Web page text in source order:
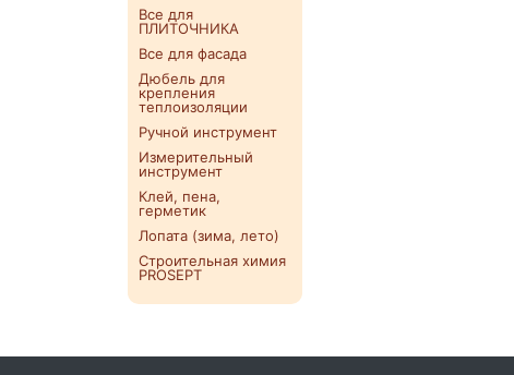
Все для
ПЛИТОЧНИКА
Все для фасада
Дюбель для
крепления
теплоизоляции
Ручной инструмент
Измерительный
инструмент
Клей, пена,
герметик
Лопата (зима, лето)
Строительная химия
PROSEPT